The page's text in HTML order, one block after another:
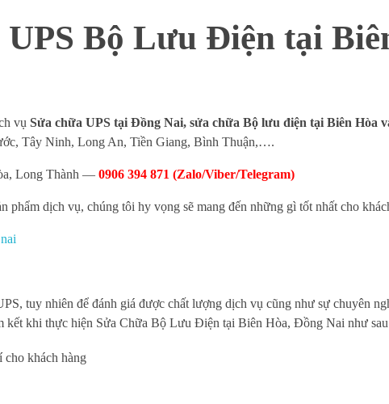
Bộ Lưu Điện tại
vụ Sửa chữa UPS tại Đồng Nai, sửa chữa Bộ lưu điện tại Biên Hòa
Tây Ninh, Long An, Tiền Giang, Bình Thuận,….
Long Thành — 0906 394 871 (Zalo/Viber/Telegram)
phẩm dịch vụ, chúng tôi hy vọng sẽ mang đến những gì tốt nhất cho
tuy nhiên để đánh giá được chất lượng dịch vụ cũng như sự chuyên
kết khi thực hiện Sửa Chữa Bộ Lưu Điện tại Biên Hòa, Đồng Nai như
khách hàng